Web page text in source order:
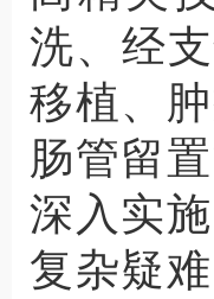
洗、经
移植、
肠管留
深入实
复杂疑